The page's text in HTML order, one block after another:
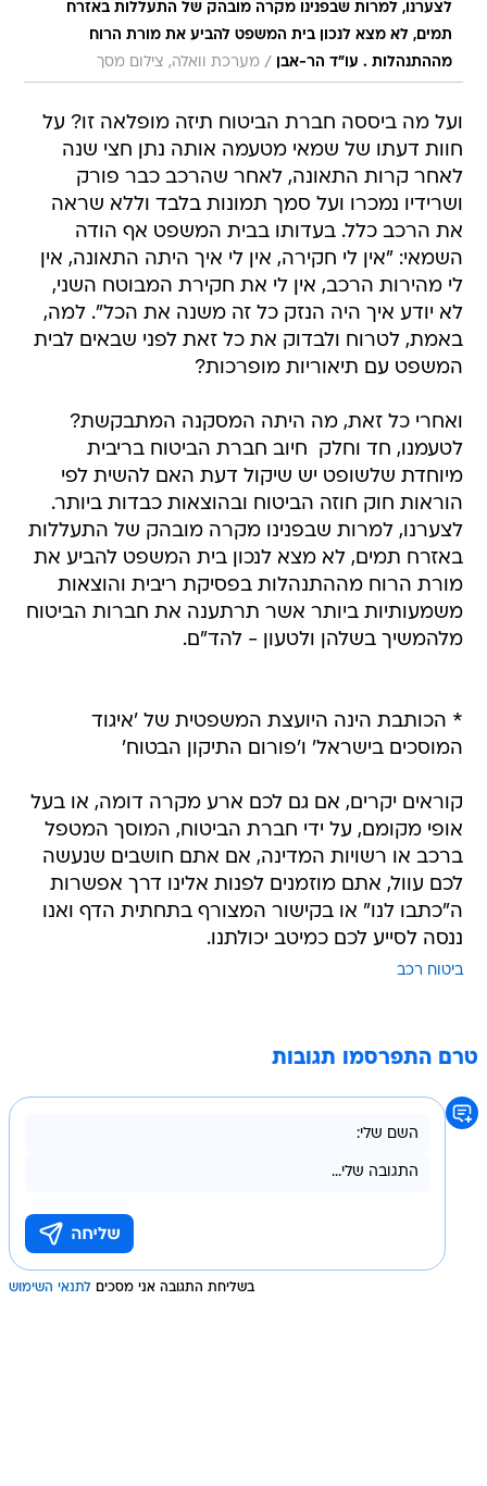
לצערנו, למרות שבפנינו מקרה מובהק של התעללות באזרח
תמים, לא מצא לנכון בית המשפט להביע את מורת הרוח
מההתנהלות . עו"ד הר-אבן
/ מערכת וואלה, צילום מסך
ועל מה ביססה חברת הביטוח תיזה מופלאה זו? על
חוות דעתו של שמאי מטעמה אותה נתן חצי שנה
לאחר קרות התאונה, לאחר שהרכב כבר פורק
ושרידיו נמכרו ועל סמך תמונות בלבד וללא שראה
את הרכב כלל. בעדותו בבית המשפט אף הודה
השמאי: "אין לי חקירה, אין לי איך היתה התאונה, אין
לי מהירות הרכב, אין לי את חקירת המבוטח השני,
לא יודע איך היה הנזק כל זה משנה את הכל". למה,
באמת, לטרוח ולבדוק את כל זאת לפני שבאים לבית
המשפט עם תיאוריות מופרכות?
ואחרי כל זאת, מה היתה המסקנה המתבקשת?
לטעמנו, חד וחלק  חיוב חברת הביטוח בריבית
מיוחדת שלשופט יש שיקול דעת האם להשית לפי
הוראות חוק חוזה הביטוח ובהוצאות כבדות ביותר.
לצערנו, למרות שבפנינו מקרה מובהק של התעללות
באזרח תמים, לא מצא לנכון בית המשפט להביע את
מורת הרוח מההתנהלות בפסיקת ריבית והוצאות
משמעותיות ביותר אשר תרתענה את חברות הביטוח
מלהמשיך בשלהן ולטעון - להד"ם.
* הכותבת הינה היועצת המשפטית של 'איגוד
המוסכים בישראל' ו'פורום התיקון הבטוח'
קוראים יקרים, אם גם לכם ארע מקרה דומה, או בעל
אופי מקומם, על ידי חברת הביטוח, המוסך המטפל
ברכב או רשויות המדינה, אם אתם חושבים שנעשה
לכם עוול, אתם מוזמנים לפנות אלינו דרך אפשרות
ה"כתבו לנו" או בקישור המצורף בתחתית הדף ואנו
ננסה לסייע לכם כמיטב יכולתנו.
ביטוח רכב
טרם התפרסמו תגובות
בשליחת התגובה אני מסכים לתנאי השימוש